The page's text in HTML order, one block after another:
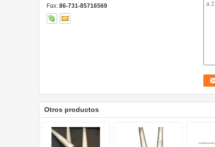
Fax: 86-731-85716569
Otros productos